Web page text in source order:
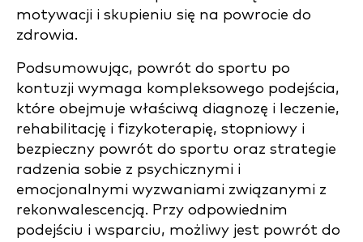
motywacji i skupieniu się na powrocie do
zdrowia.
Podsumowując, powrót do sportu po
kontuzji wymaga kompleksowego podejścia,
które obejmuje właściwą diagnozę i leczenie,
rehabilitację i fizykoterapię, stopniowy i
bezpieczny powrót do sportu oraz strategie
radzenia sobie z psychicznymi i
emocjonalnymi wyzwaniami związanymi z
rekonwalescencją. Przy odpowiednim
podejściu i wsparciu, możliwy jest powrót do